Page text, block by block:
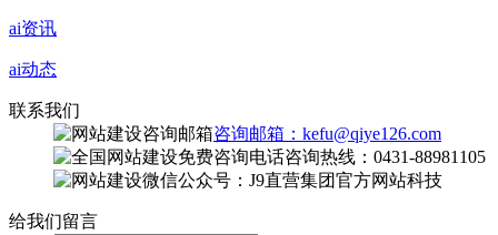
ai资讯
ai动态
联系我们
咨询邮箱：kefu@qiye126.com
咨询热线：0431-88981105
微信公众号：J9直营集团官方网站科技
给我们留言